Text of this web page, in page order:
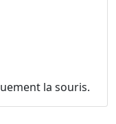
la souris.